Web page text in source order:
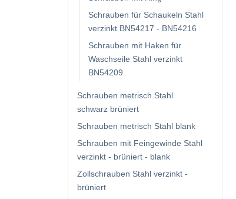
Schrauben für Schaukeln Stahl
verzinkt BN54217 - BN54216
Schrauben mit Haken für
Waschseile Stahl verzinkt
BN54209
Schrauben metrisch Stahl
schwarz brüniert
Schrauben metrisch Stahl blank
Schrauben mit Feingewinde Stahl
verzinkt - brüniert - blank
Zollschrauben Stahl verzinkt -
brüniert